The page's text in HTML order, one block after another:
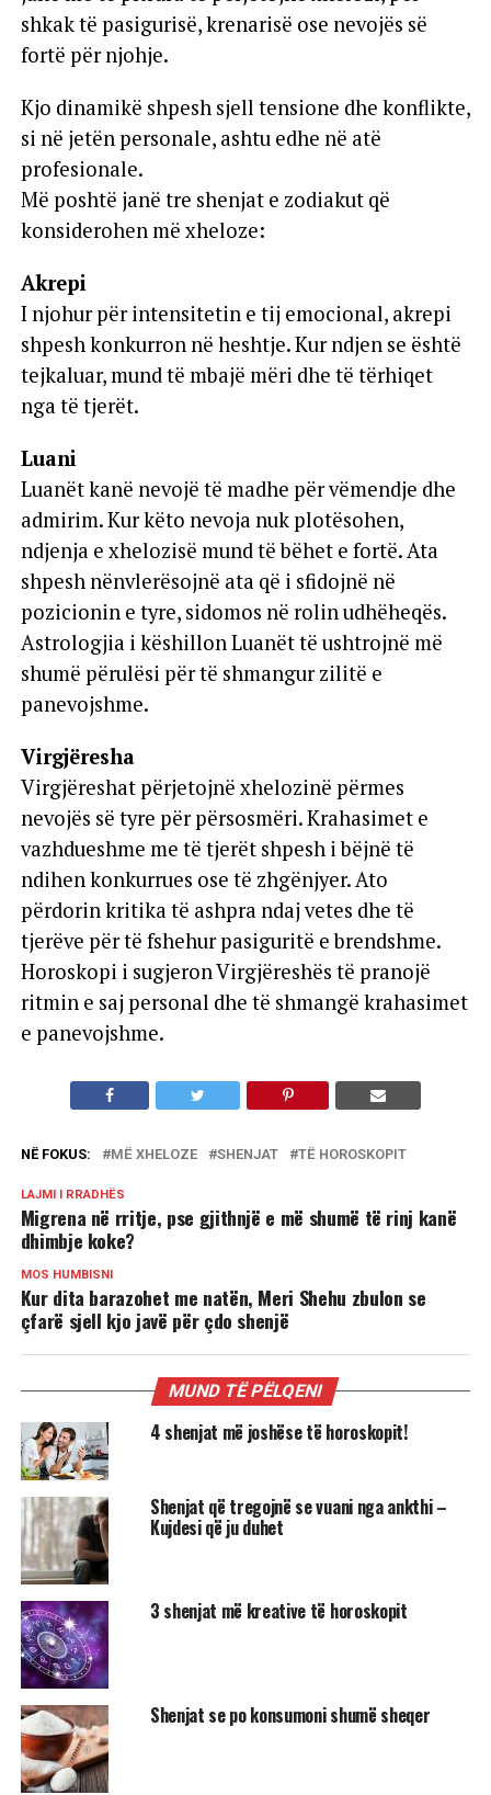
shkak të pasigurisë, krenarisë ose nevojës së
fortë për njohje.
Kjo dinamikë shpesh sjell tensione dhe konflikte,
si në jetën personale, ashtu edhe në atë
profesionale.
Më poshtë janë tre shenjat e zodiakut që
konsiderohen më xheloze:
Akrepi
I njohur për intensitetin e tij emocional, akrepi
shpesh konkurron në heshtje. Kur ndjen se është
tejkaluar, mund të mbajë mëri dhe të tërhiqet
nga të tjerët.
Luani
Luanët kanë nevojë të madhe për vëmendje dhe
admirim. Kur këto nevoja nuk plotësohen,
ndjenja e xhelozisë mund të bëhet e fortë. Ata
shpesh nënvlerësojnë ata që i sfidojnë në
pozicionin e tyre, sidomos në rolin udhëheqës.
Astrologjia i këshillon Luanët të ushtrojnë më
shumë përulësi për të shmangur zilitë e
panevojshme.
Virgjëresha
Virgjëreshat përjetojnë xhelozinë përmes
nevojës së tyre për përsosmëri. Krahasimet e
vazhdueshme me të tjerët shpesh i bëjnë të
ndihen konkurrues ose të zhgënjyer. Ato
përdorin kritika të ashpra ndaj vetes dhe të
tjerëve për të fshehur pasiguritë e brendshme.
Horoskopi i sugjeron Virgjëreshës të pranojë
ritmin e saj personal dhe të shmangë krahasimet
e panevojshme.
NË FOKUS: MË XHELOZE SHENJAT TË HOROSKOPIT
LAJMI I RRADHËS
Migrena në rritje, pse gjithnjë e më shumë të rinj kanë
dhimbje koke?
MOS HUMBISNI
Kur dita barazohet me natën, Meri Shehu zbulon se
çfarë sjell kjo javë për çdo shenjë
MUND TË PËLQENI
4 shenjat më joshëse të horoskopit!
Shenjat që tregojnë se vuani nga ankthi –
Kujdesi që ju duhet
3 shenjat më kreative të horoskopit
Shenjat se po konsumoni shumë sheqer